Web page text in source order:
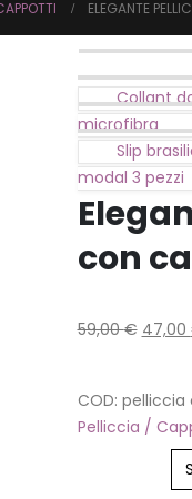
ELEGANTE
Collant
microfibra
Slip
modal 3 pezzi
con
59,00€ 47,00
COD: pelliccia
Pelliccia /